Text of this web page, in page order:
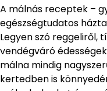
A málnás receptek –
egészségtudatos
Legyen szó reggeliről,
vendégváró
málna mindig
kertedben is